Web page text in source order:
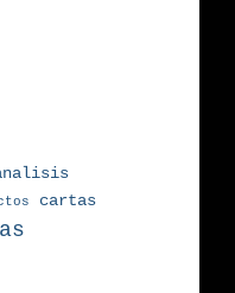
cartas